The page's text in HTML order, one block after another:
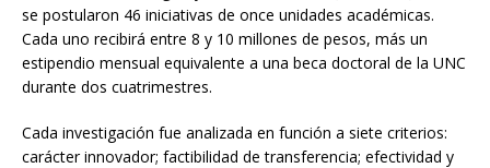
se postularon 46 iniciativas de once unidades académicas.
Cada uno recibirá entre 8 y 10 millones de pesos, más un
estipendio mensual equivalente a una beca doctoral de la UNC
durante dos cuatrimestres.
Cada investigación fue analizada en función a siete criterios:
carácter innovador; factibilidad de transferencia; efectividad y